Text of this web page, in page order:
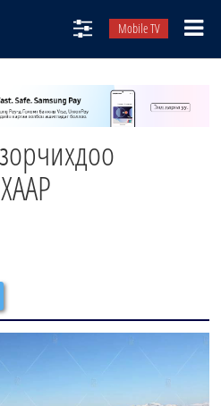
Mobile TV